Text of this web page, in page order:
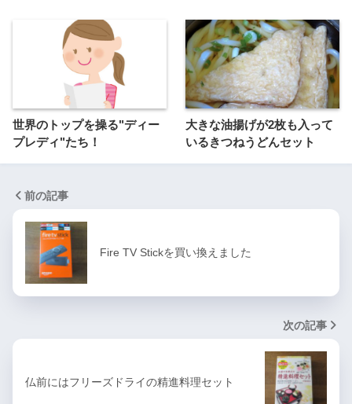
世界のトップを操る"ディー
プレディ"たち！
大きな油揚げが2枚も入って
いるきつねうどんセット
前の記事
Fire TV Stickを買い換えました
次の記事
仏前にはフリーズドライの精進料理セット